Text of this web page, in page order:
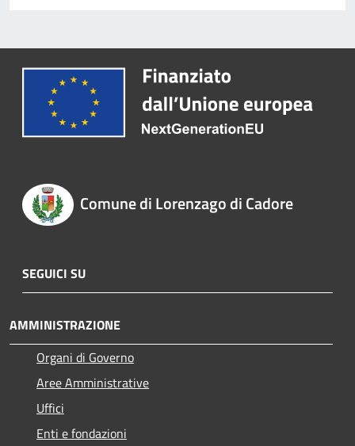
Comune di Lorenzago di Cadore
SEGUICI SU
AMMINISTRAZIONE
Organi di Governo
Aree Amministrative
Uffici
Enti e fondazioni